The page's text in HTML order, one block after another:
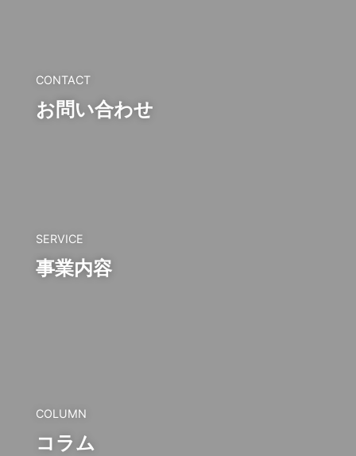
CONTACT
お問い合わせ
SERVICE
事業内容
COLUMN
コラム